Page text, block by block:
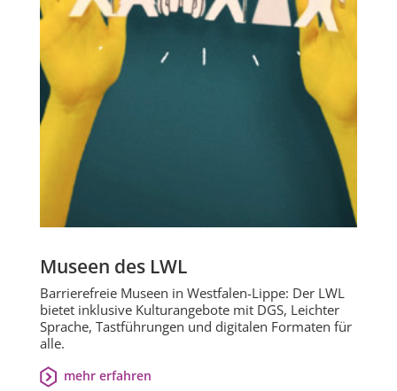
Museen des LWL
Barrierefreie Museen in Westfalen-Lippe: Der LWL
bietet inklusive Kulturangebote mit DGS, Leichter
Sprache, Tastführungen und digitalen Formaten für
alle.
mehr erfahren